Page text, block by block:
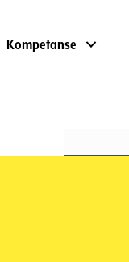
Kompetanse